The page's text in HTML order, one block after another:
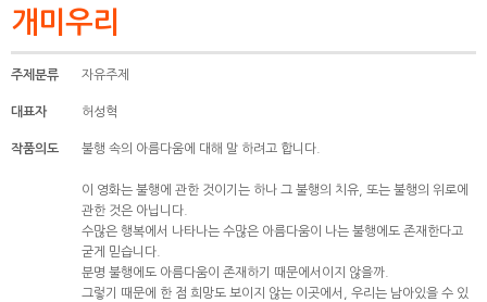
개미우리
주제분류 자유주제
대표자 허성혁
작품의도 불행 속의 아름다움에 대해 말 하려고 합니다.
이 영화는 불행에 관한 것이기는 하나 그 불행의 치유, 또는 불행의 위로에
관한 것은 아닙니다.
수많은 행복에서 나타나는 수많은 아름다움이 나는 불행에도 존재한다고
굳게 믿습니다.
분명 불행에도 아름다움이 존재하기 때문에서이지 않을까.
그렇기 때문에 한 점 희망도 보이지 않는 이곳에서, 우리는 남아있을 수 있